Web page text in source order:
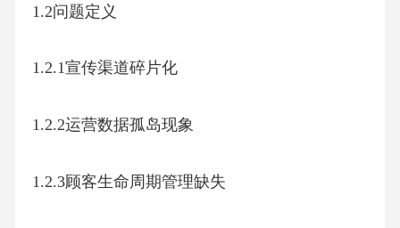
1.2问题定义
1.2.1宣传渠道碎片化
1.2.2运营数据孤岛现象
1.2.3顾客生命周期管理缺失